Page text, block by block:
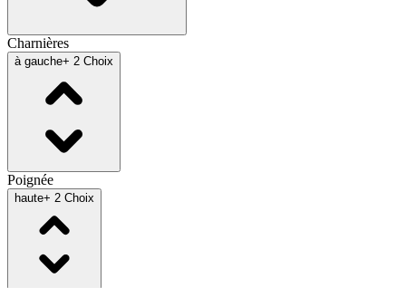
Charnières
à gauche+ 2 Choix
Poignée
haute+ 2 Choix